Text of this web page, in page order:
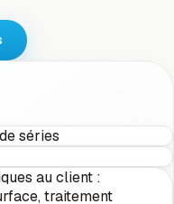
séries
au client :
traitement